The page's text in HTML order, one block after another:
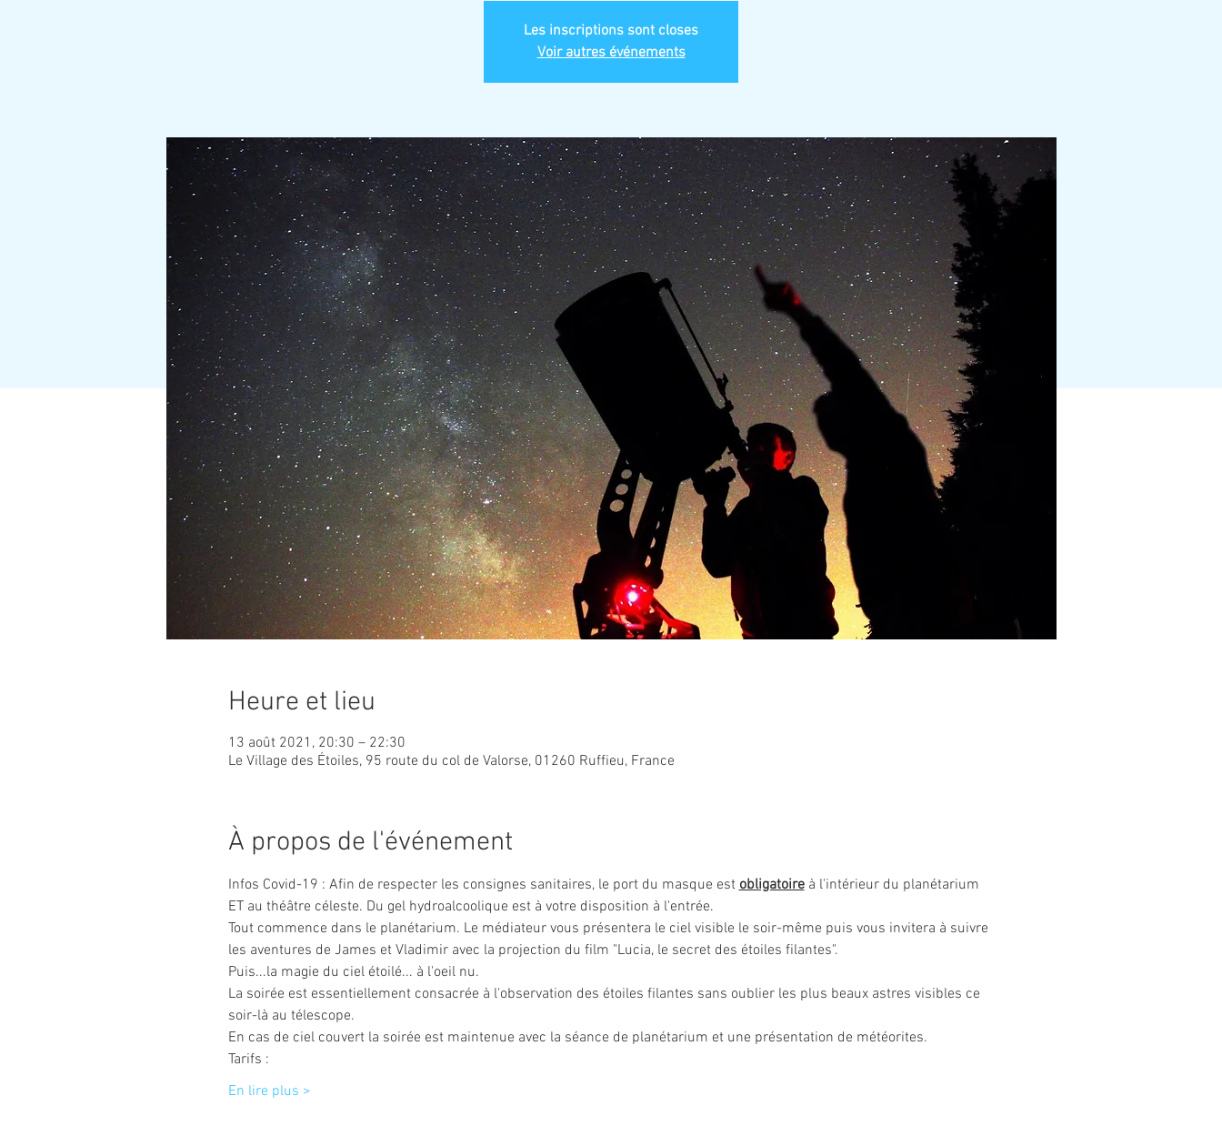
Les inscriptions sont closes
Voir autres événements
Heure et lieu
13 août 2021, 20:30 – 22:30
Le Village des Étoiles, 95 route du col de Valorse, 01260 Ruffieu, France
À propos de l'événement
Infos Covid-19 : Afin de respecter les consignes sanitaires, le port du masque est obligatoire à l'intérieur du planétarium
ET au théâtre céleste. Du gel hydroalcoolique est à votre disposition à l'entrée.
Tout commence dans le planétarium. Le médiateur vous présentera le ciel visible le soir-même puis vous invitera à suivre
les aventures de James et Vladimir avec la projection du film "Lucia, le secret des étoiles filantes".
Puis...la magie du ciel étoilé... à l'oeil nu.
La soirée est essentiellement consacrée à l'observation des étoiles filantes sans oublier les plus beaux astres visibles ce
soir-là au télescope.
En cas de ciel couvert la soirée est maintenue avec la séance de planétarium et une présentation de météorites.
Tarifs :
En lire plus >